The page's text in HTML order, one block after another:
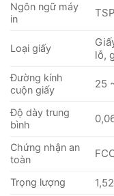
Ngôn ngữ máy
in
Loại giấy
lỗ,
Đường kính
cuộn giấy
25
Độ dày trung
bình
Chứng nhận an
toàn
Trọng lượng